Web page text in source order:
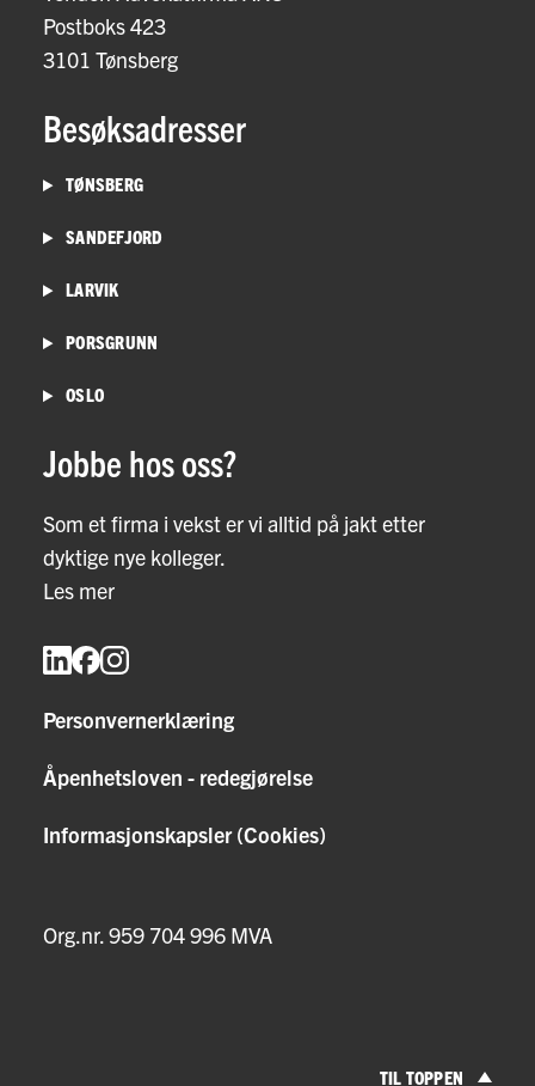
Postboks 423
3101 Tønsberg
Besøksadresser
TØNSBERG
SANDEFJORD
LARVIK
PORSGRUNN
OSLO
Jobbe hos oss?
Som et firma i vekst er vi alltid på jakt etter
dyktige nye kolleger.
Les mer
Personvernerklæring
Åpenhetsloven - redegjørelse
Informasjonskapsler (Cookies)
Org.nr. 959 704 996 MVA
TIL TOPPEN